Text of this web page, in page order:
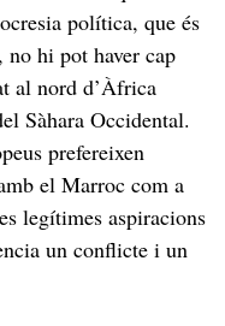
política, que és
hi pot haver cap
al nord d’Àfrica
Sàhara Occidental.
prefereixen
el Marroc com a
legítimes aspiracions
un conflicte i un